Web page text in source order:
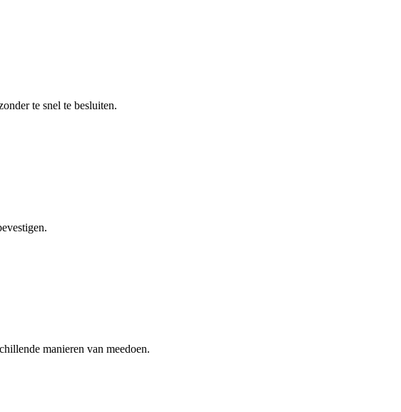
te snel te besluiten.
manieren van meedoen.